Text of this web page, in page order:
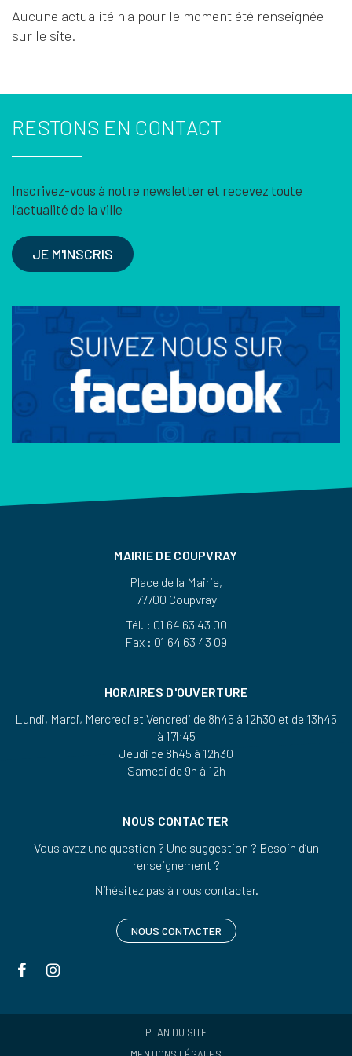
Aucune actualité n'a pour le moment été renseignée
sur le site.
RESTONS EN CONTACT
Inscrivez-vous à notre newsletter et recevez toute
l’actualité de la ville
JE M'INSCRIS
MAIRIE DE COUPVRAY
Place de la Mairie,
77700 Coupvray
Tél. : 01 64 63 43 00
Fax : 01 64 63 43 09
HORAIRES D'OUVERTURE
Lundi, Mardi, Mercredi et Vendredi de 8h45 à 12h30 et de 13h45
à 17h45
Jeudi de 8h45 à 12h30
Samedi de 9h à 12h
NOUS CONTACTER
Vous avez une question ? Une suggestion ? Besoin d’un
renseignement ?
N’hésitez pas à nous contacter.
NOUS CONTACTER
Lien
le
le
PLAN DU SITE